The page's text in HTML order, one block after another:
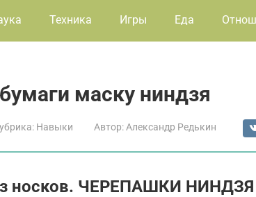
Техника Игры Еда
маску ниндзя
Навыки Автор: Александр Редькин
носков. ЧЕРЕПАШКИ НИНДЗЯ